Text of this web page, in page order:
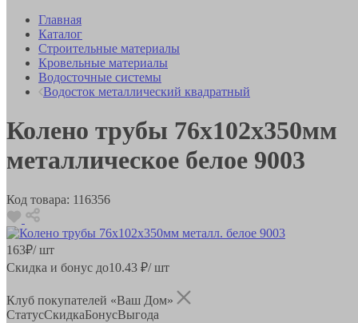
Главная
Каталог
Строительные материалы
Кровельные материалы
Водосточные системы
Водосток металлический квадратный
Колено трубы 76х102х350мм
металлическое белое 9003
Код товара: 116356
163₽/ шт
Скидка и бонус до10.43 ₽/ шт
Клуб покупателей «Ваш Дом»
СтатусСкидкаБонусВыгода